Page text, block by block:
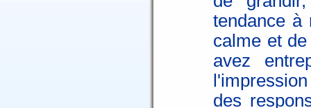
tendance à
calme et
avez
des